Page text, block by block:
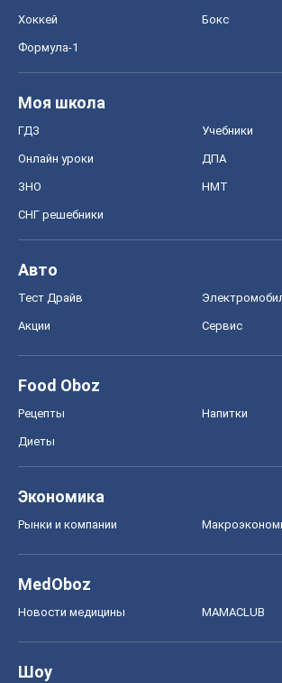
Хоккей Бокс
Формула-1
Моя школа
ГДЗ Учебники
Онлайн уроки ДПА
ЗНО НМТ
СНГ решебники
Авто
Тест Драйв
Акции Сервис
Food Oboz
Рецепты Напитки
Диеты
Экономика
Рынки и компании
MedOboz
Новости медицины MAMACLUB
Шоу